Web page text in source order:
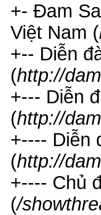
+- Đam
Việt Nam (
+-- Diễn
(http://
+--- Diễn
(http://
+---- Diễn
(http://
+---- Chủ
(/